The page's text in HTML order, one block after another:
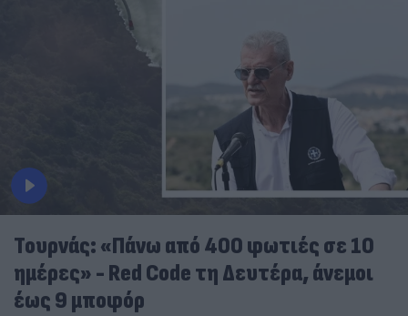
Τουρνάς: «Πάνω από 400 φωτιές σε 10
ημέρες» - Red Code τη Δευτέρα, άνεμοι
έως 9 μποφόρ